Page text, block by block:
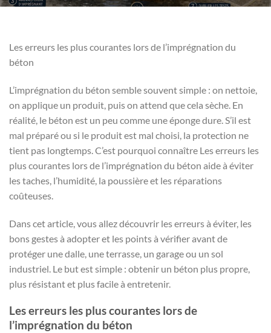
Les erreurs les plus courantes lors de l’imprégnation du
béton
L’imprégnation du béton semble souvent simple : on nettoie,
on applique un produit, puis on attend que cela sèche. En
réalité, le béton est un peu comme une éponge dure. S’il est
mal préparé ou si le produit est mal choisi, la protection ne
tient pas longtemps. C’est pourquoi connaître Les erreurs les
plus courantes lors de l’imprégnation du béton aide à éviter
les taches, l’humidité, la poussière et les réparations
coûteuses.
Dans cet article, vous allez découvrir les erreurs à éviter, les
bons gestes à adopter et les points à vérifier avant de
protéger une dalle, une terrasse, un garage ou un sol
industriel. Le but est simple : obtenir un béton plus propre,
plus résistant et plus facile à entretenir.
Les erreurs les plus courantes lors de
l’imprégnation du béton